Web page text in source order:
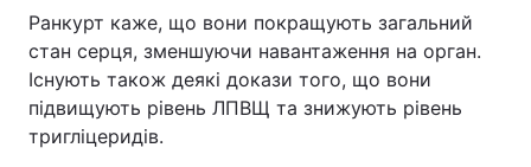
Ранкурт каже, що вони покращують загальний
стан серця, зменшуючи навантаження на орган.
Існують також деякі докази того, що вони
підвищують рівень ЛПВЩ та знижують рівень
тригліцеридів.